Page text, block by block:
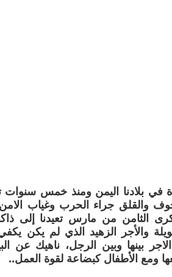
في بلادنا اليمن ومنذ خمس
والقلق جراء الحرب وغياب
ذكرى الثامن من مارس تعيدنا إلى
والأجر الزهيد الذي لم يكن
الاجر بينها وبين الرجل، ناهيك عن
ومع الأطفال كبضاعة لقوة العمل..